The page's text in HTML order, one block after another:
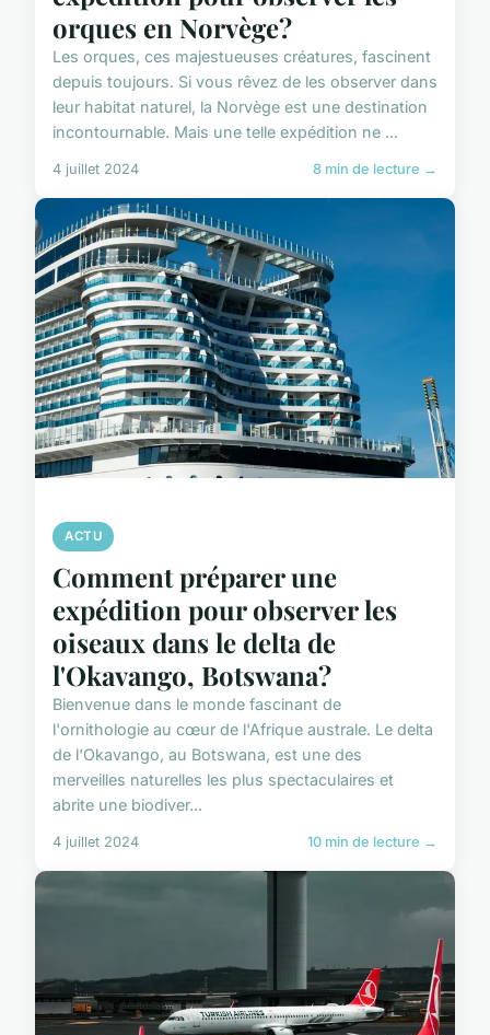
orques en Norvège?
Les orques, ces majestueuses créatures, fascinent
depuis toujours. Si vous rêvez de les observer dans
leur habitat naturel, la Norvège est une destination
incontournable. Mais une telle expédition ne ...
4 juillet 2024 8 min de lecture →
ACTU
Comment préparer une
expédition pour observer les
oiseaux dans le delta de
l'Okavango, Botswana?
Bienvenue dans le monde fascinant de
l'ornithologie au cœur de l'Afrique australe. Le delta
de l'Okavango, au Botswana, est une des
merveilles naturelles les plus spectaculaires et
abrite une biodiver...
4 juillet 2024 10 min de lecture →